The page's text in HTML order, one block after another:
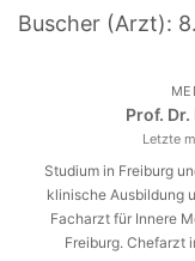
Buscher (Arzt):
Prof.
Letzte
Studium in Freiburg
klinische Ausbildung
Facharzt für Innere
Freiburg. Chefarzt